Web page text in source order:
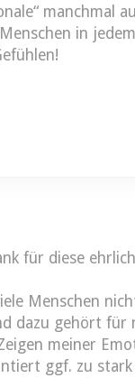
manchmal
in
für diese
Menschen
dazu gehört für
meiner
ggf. zu